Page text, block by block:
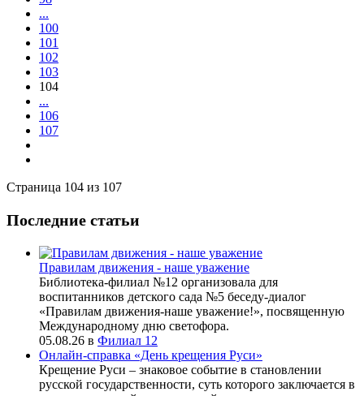
...
100
101
102
103
104
...
106
107
Страница 104 из 107
Последние статьи
Правилам движения - наше уважение
Библиотека-филиал №12 организовала для
воспитанников детского сада №5 беседу-диалог
«Правилам движения-наше уважение!», посвященную
Международному дню светофора.
05.08.26 в Филиал 12
Онлайн-справка «День крещения Руси»
Крещение Руси – знаковое событие в становлении
русской государственности, суть которого заключается в